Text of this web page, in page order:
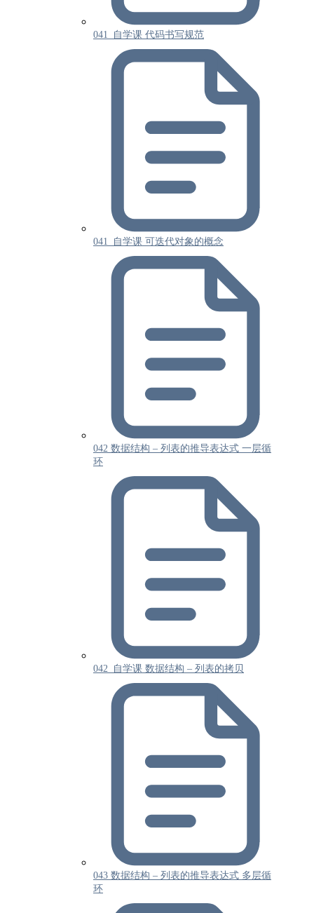
041_自学课 代码书写规范
041_自学课 可迭代对象的概念
042 数据结构 – 列表的推导表达式 一层循
环
042_自学课 数据结构 – 列表的拷贝
043 数据结构 – 列表的推导表达式 多层循
环